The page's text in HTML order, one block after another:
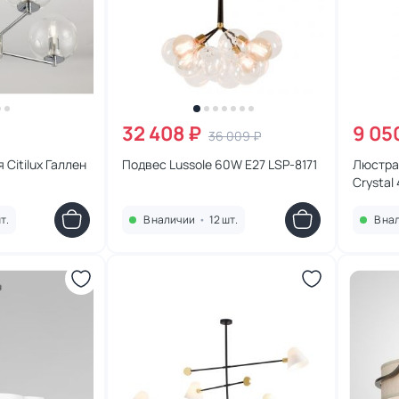
Citilux Галлен
32 408 ₽ 36 009 ₽
Подвес Lussole 60W E27 LSP-8171
В наличии • 12 шт.
9
Crystal
В